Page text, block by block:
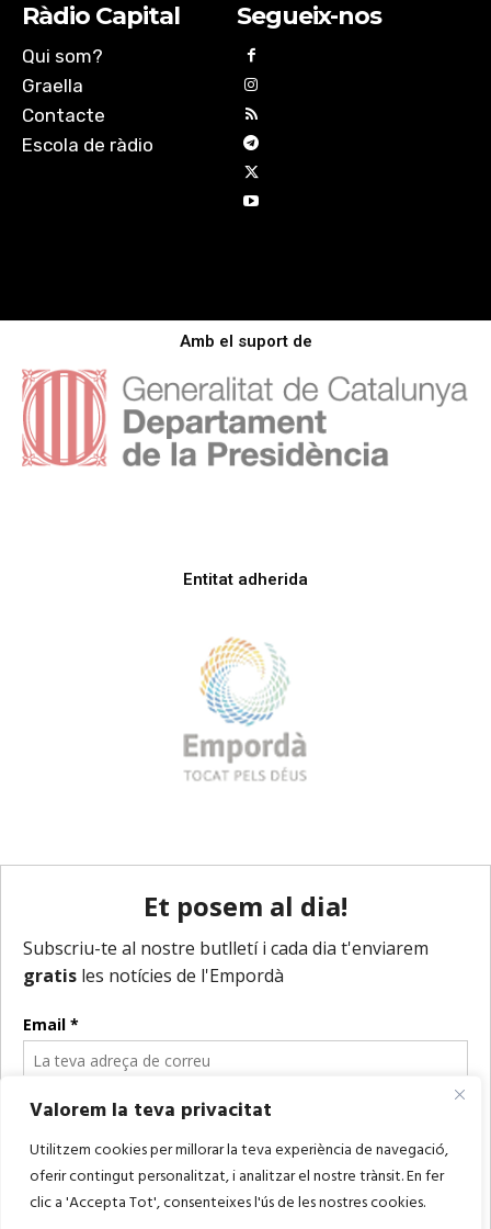
Valorem la teva privacitat
Utilitzem cookies per millorar la teva experiència de navegació,
oferir contingut personalitzat, i analitzar el nostre trànsit. En fer
clic a 'Accepta Tot', consenteixes l'ús de les nostres cookies.
Ràdio Capital
Qui som?
Graella
Contacte
Escola de ràdio
Segueix-nos
Amb el suport de
Entitat adherida